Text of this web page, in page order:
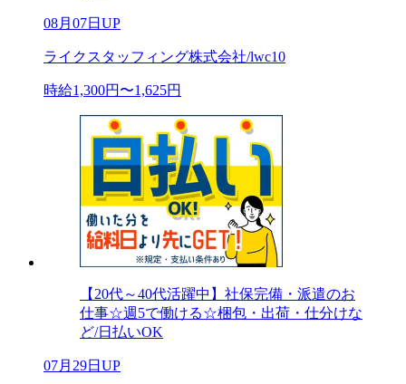
08月07日UP
ライクスタッフィング株式会社/lwc10
時給1,300円〜1,625円
【20代～40代活躍中】社保完備・派遣のお
仕事☆週5で働ける☆梱包・出荷・仕分けな
ど/日払いOK
07月29日UP